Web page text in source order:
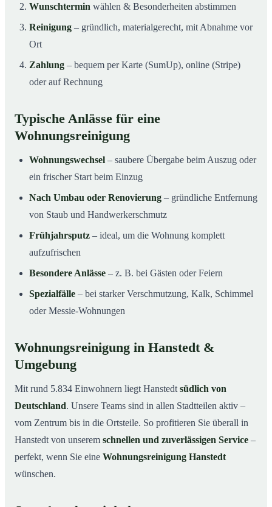
Wunschtermin wählen & Besonderheiten abstimmen
Reinigung – gründlich, materialgerecht, mit Abnahme vor
Ort
Zahlung – bequem per Karte (SumUp), online (Stripe)
oder auf Rechnung
Typische Anlässe für eine
Wohnungsreinigung
Wohnungswechsel – saubere Übergabe beim Auszug oder
ein frischer Start beim Einzug
Nach Umbau oder Renovierung – gründliche Entfernung
von Staub und Handwerkerschmutz
Frühjahrsputz – ideal, um die Wohnung komplett
aufzufrischen
Besondere Anlässe – z. B. bei Gästen oder Feiern
Spezialfälle – bei starker Verschmutzung, Kalk, Schimmel
oder Messie-Wohnungen
Wohnungsreinigung in Hanstedt &
Umgebung
Mit rund 5.834 Einwohnern liegt Hanstedt südlich von
Deutschland. Unsere Teams sind in allen Stadtteilen aktiv –
vom Zentrum bis in die Ortsteile. So profitieren Sie überall in
Hanstedt von unserem schnellen und zuverlässigen Service –
perfekt, wenn Sie eine Wohnungsreinigung Hanstedt
wünschen.